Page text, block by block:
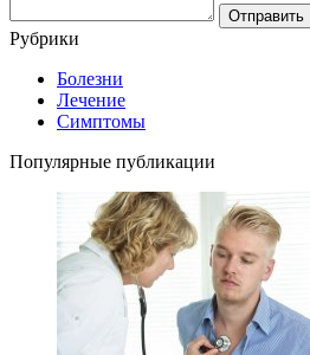
Рубрики
Болезни
Лечение
Симптомы
Популярные публикации